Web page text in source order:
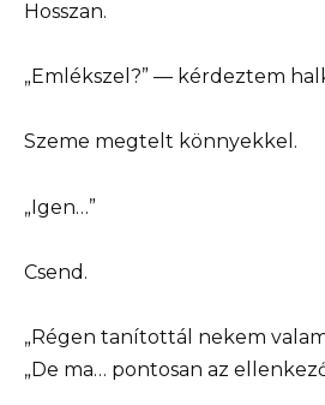
Hosszan.
„Emlékszel?” — kérdeztem
Szeme megtelt könnyekkel.
„Igen…”
Csend.
„Régen tanítottál nekem
„De ma… pontosan az